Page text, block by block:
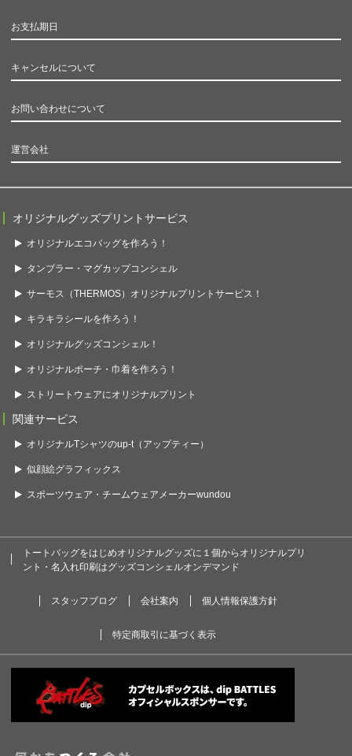
お支払期日
キャンセルについて
お問い合わせについて
運営会社
オリジナルグッズプリントサービス
オリジナルエコバッグを作ろう！
タンブラー・マグカップコンシェル
サーモス（THERMOS）オリジナルプリントサービス！
キラキラシールを作ろう！
オリジナルグッズコンシェル！
オリジナルポーチ・巾着を作ろう！
ストリートウェアにオリジナルプリント
関連サービス
オリジナルTシャツのup-t（アップティー）
似顔絵グラフィックス
スポーツウェア・チームウェアメーカーwundou
トートバッグをはじめオリジナルグッズに１個からオリジナルプリ
ント・名入れ印刷はグッズコンシェルオンデマンド
スタッフブログ 会社案内 個人情報保護方針
特定商取引に基づく表示